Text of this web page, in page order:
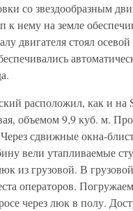
со звездообразным
к нему на земле
двигателя стоял
расположил, как и на
объемом 9,9 куб. м.
сдвижные окна-
вели утапливаемые
из грузовой. В
операторов.
через люк в полу.